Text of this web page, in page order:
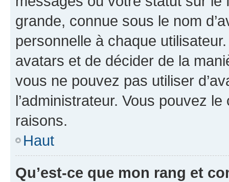
grande, connue sous le nom
personnelle à chaque utilisateur.
avatars et de décider de la
vous ne pouvez pas utiliser
l’administrateur. Vous pouvez
raisons.
Haut
Qu’est-ce que mon rang et